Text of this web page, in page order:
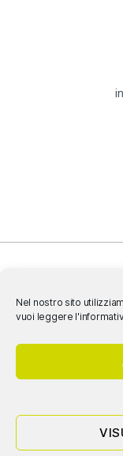
Nel nostro sito
vuoi leggere
© 2020 Nicoletti &